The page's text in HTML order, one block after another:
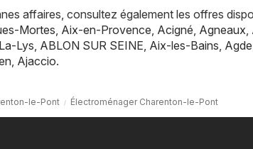
affaires, consultez également les offres
Mortes, Aix-en-Provence, Acigné, Agneaux,
Lys, ABLON SUR SEINE, Aix-les-Bains, Agde
, Ajaccio.
le-Pont Électroménager Charenton-le-Pont